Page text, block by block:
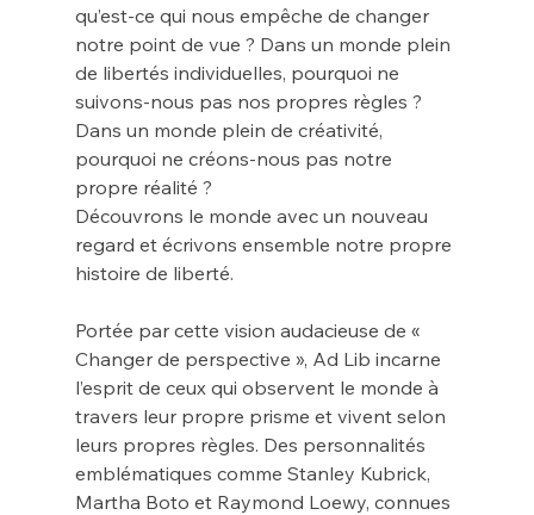
qu’est-ce qui nous empêche de changer
notre point de vue ? Dans un monde plein
de libertés individuelles, pourquoi ne
suivons-nous pas nos propres règles ?
Dans un monde plein de créativité,
pourquoi ne créons-nous pas notre
propre réalité ?
Découvrons le monde avec un nouveau
regard et écrivons ensemble notre propre
histoire de liberté.
Portée par cette vision audacieuse de «
Changer de perspective », Ad Lib incarne
l’esprit de ceux qui observent le monde à
travers leur propre prisme et vivent selon
leurs propres règles. Des personnalités
emblématiques comme Stanley Kubrick,
Martha Boto et Raymond Loewy, connues